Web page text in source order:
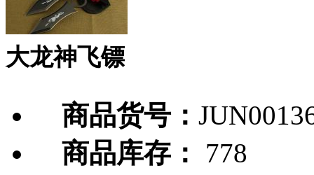
大龙神飞镖
商品货号：
商品库存：
778